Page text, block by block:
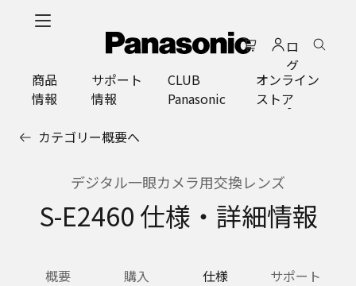
ロ
グ
イ
ン
商品
情報
サポート
情報
CLUB
Panasonic
オンライン
ストア
カテゴリー概要へ
デジタル一眼カメラ用交換レンズ
S-E2460 仕様・詳細情報
概要 購入 仕様 サポート